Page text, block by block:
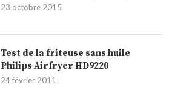
23 octobre 2015
Test de la friteuse sans huile
Philips Airfryer HD9220
24 février 2011